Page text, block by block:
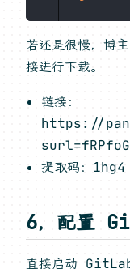
若还是很慢，博
接进行下载。
链接：
https://
提取码：1hg4
6，配置
直接启动 GitLab